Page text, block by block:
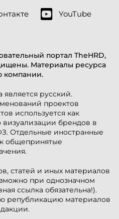
портал TheHRD,
Материалы ресурса
компании.
русский.
проектов
используется как
визуализации брендов в
Отдельные иностранные
общепринятые
статей и иных материалов
при однозначном
ссылка обязательна!).
републикацию материалов
YouTube